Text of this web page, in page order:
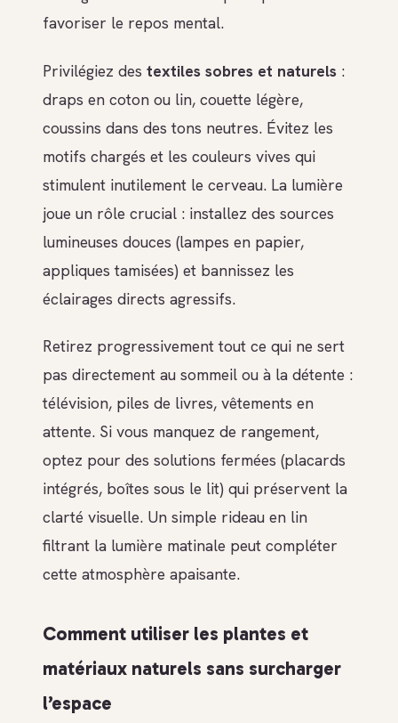
favoriser le repos mental.
Privilégiez des textiles sobres et naturels :
draps en coton ou lin, couette légère,
coussins dans des tons neutres. Évitez les
motifs chargés et les couleurs vives qui
stimulent inutilement le cerveau. La lumière
joue un rôle crucial : installez des sources
lumineuses douces (lampes en papier,
appliques tamisées) et bannissez les
éclairages directs agressifs.
Retirez progressivement tout ce qui ne sert
pas directement au sommeil ou à la détente :
télévision, piles de livres, vêtements en
attente. Si vous manquez de rangement,
optez pour des solutions fermées (placards
intégrés, boîtes sous le lit) qui préservent la
clarté visuelle. Un simple rideau en lin
filtrant la lumière matinale peut compléter
cette atmosphère apaisante.
Comment utiliser les plantes et
matériaux naturels sans surcharger
l’espace